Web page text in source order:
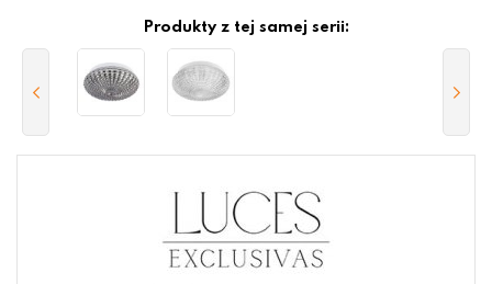
Produkty z tej samej serii: